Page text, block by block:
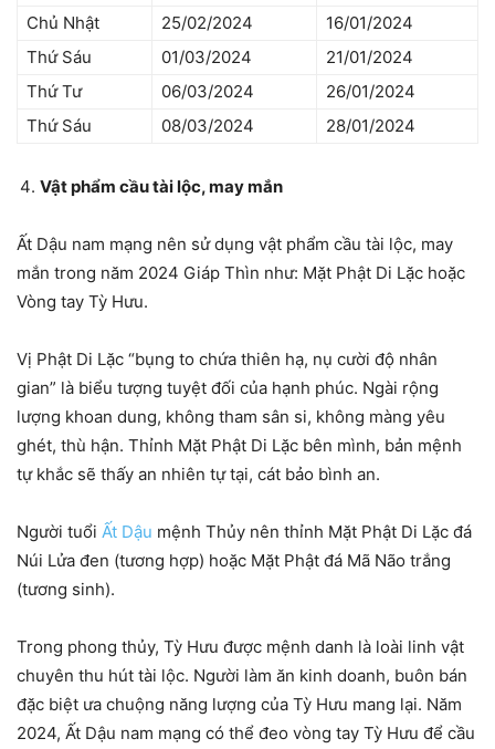
Chủ Nhật
25/02/2024
16/01/2024
Thứ Sáu
01/03/2024
21/01/2024
Thứ Tư
06/03/2024
26/01/2024
Thứ Sáu
08/03/2024 28/01/2024
Vật phẩm cầu tài lộc, may mắn
Ất Dậu nam mạng nên sử dụng vật phẩm cầu tài lộc, may
mắn trong năm 2024 Giáp Thìn như: Mặt Phật Di Lặc hoặc
Vòng tay Tỳ Hưu.
Vị Phật Di Lặc “bụng to chứa thiên hạ, nụ cười độ nhân
gian” là biểu tượng tuyệt đối của hạnh phúc. Ngài rộng
lượng khoan dung, không tham sân si, không màng yêu
ghét, thù hận. Thỉnh Mặt Phật Di Lặc bên mình, bản mệnh
tự khắc sẽ thấy an nhiên tự tại, cát bảo bình an.
Người tuổi Ất Dậu mệnh Thủy nên thỉnh Mặt Phật Di Lặc đá
Núi Lửa đen (tương hợp) hoặc Mặt Phật đá Mã Não trắng
(tương sinh).
Trong phong thủy, Tỳ Hưu được mệnh danh là loài linh vật
chuyên thu hút tài lộc. Người làm ăn kinh doanh, buôn bán
đặc biệt ưa chuộng năng lượng của Tỳ Hưu mang lại. Năm
2024, Ất Dậu nam mạng có thể đeo vòng tay Tỳ Hưu để cầu